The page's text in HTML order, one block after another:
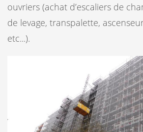
ouvriers (achat d’escaliers de
de levage, transpalette,
etc...).